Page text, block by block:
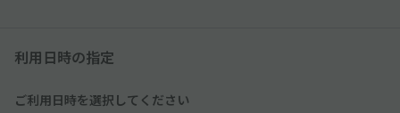
利用日時の指定
ご利用日時を選択してください